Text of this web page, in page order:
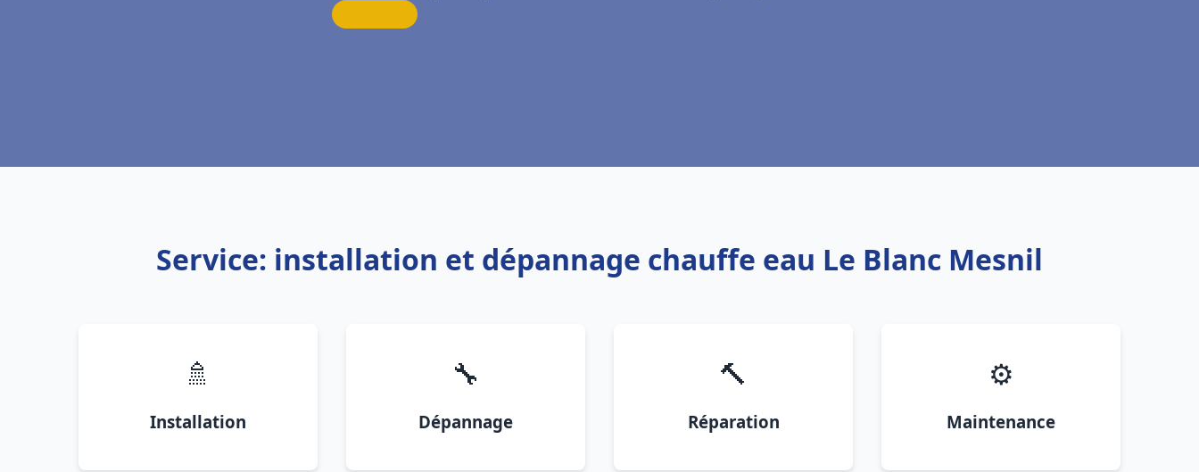
Service: installation et dépannage chauffe eau Le Blanc Mesnil
🚿
Installation
🔧
Dépannage
🔨
Réparation
⚙️
Maintenance